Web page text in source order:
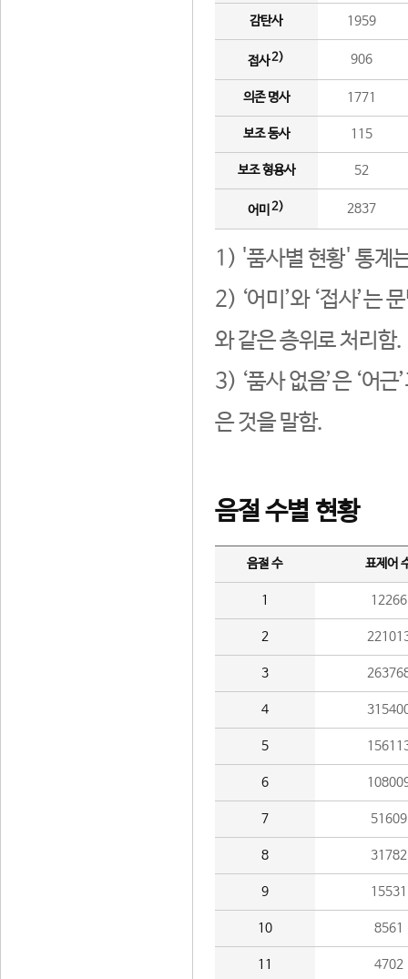
감탄사 1959
접사2) 906
의존 명사 1771
보조 동사 115
보조 형용사 52
어미 2) 2837
1) '품사별 현황' 통계
2) ‘어미’와 ‘접사’는
와 같은 층위로 처리함.
3) ‘품사 없음’은 ‘어
은 것을 말함.
음절 수별 현황
음절 수 표제어
1 12266
2
3
4
5
6
7 51609
8 31782
9 15531
10 8561
11 4702